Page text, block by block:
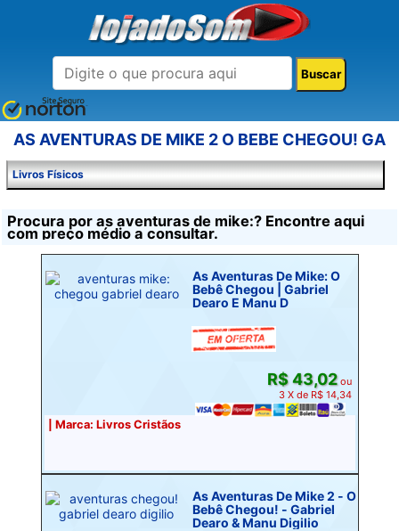
AS AVENTURAS DE MIKE 2 O BEBE CHEGOU! GA
Livros Físicos
Procura por as aventuras de mike:? Encontre aqui
com preço médio a consultar.
As Aventuras De Mike: O
Bebê Chegou | Gabriel
Dearo E Manu D
| Marca: Livros Cristãos
R$ 43,02ou
3 X de R$ 14,34
As Aventuras De Mike 2 - O
Bebê Chegou! - Gabriel
Dearo & Manu Digilio